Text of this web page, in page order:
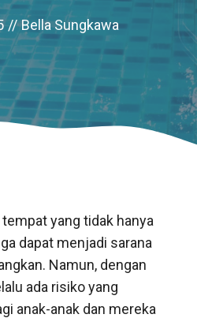
// Bella Sungkawa
yang tidak hanya
dapat menjadi sarana
Namun, dengan
ada risiko yang
anak-anak dan mereka